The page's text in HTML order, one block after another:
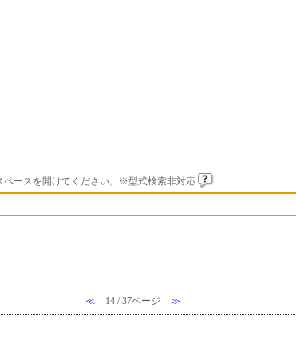
ペースを開けてください。※型式検索非対応
≪ 14 / 37ページ ≫